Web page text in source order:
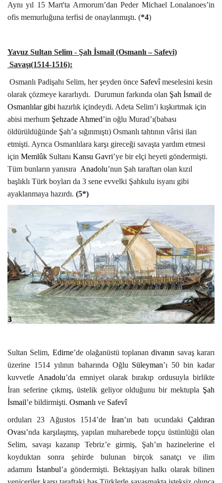
Aynı yıl 15 Mart'ta Armorum’dan Peder Michael Lonalanoes’in
ofis memurluğuna terfisi de onaylanmıştı. (*4)
Yavuz Sultan Selim - Şah İsmail (Osmanlı – Safevi)
Savaşı(1514-1516):
Osmanlı Padişahı Selim, her şeyden önce Safevîmeselesini kesin
olarak çözmeye kararlıydı. Durumun farkında olan Şah İsmail de
Osmanlılar gibi hazırlık içindeydi. Adeta Selim’i kışkırtmak için
abisi merhum Şehzade Ahmed’in oğlu Murad’ı(babası
öldürüldüğünde Şah’a sığınmıştı) Osmanlı tahtının vârisi ilan
etmişti. Ayrıca Osmanlılara karşı gireceği savaşta yardım etmesi
için Memlûk Sultanı Kansu Gavri’ye bir elçi heyeti göndermişti.
Tüm bunların yanısıra Anadolu’nun Şah taraftarı olan kızıl
başlıklı Türk boyları da 3 sene evvelki Şahkulu isyanı gibi
ayaklanmaya hazırdı. (5*)
Sultan Selim, Edirne’de olağanüstü toplanandivanın savaş kararı
üzerine 1514 yılının baharında Oğlu Süleyman’ı 50 bin kadar
kuvvetle Anadolu’da emniyet olarak bırakıp ordusuyla birlikte
İran seferine çıkmış, üstelik geliyor olduğunu bir mektupla Şah
İsmail’e bildirmişti. Osmanlı ve Safevî
orduları 23 Ağustos 1514’de İran’ın batı ucundakiÇaldıran
Ovası’nda karşılaşmış, yapılan muharebede topçu üstünlüğü olan
Selim, savaşı kazanıp Tebriz’e girmiş, Şah’ın hazinelerine el
koyduktan sonra şehirde bulunan birçok sanatçı ve ilim
adamını İstanbul’a göndermişti. Bektaşiyan halkı olarak bilinen